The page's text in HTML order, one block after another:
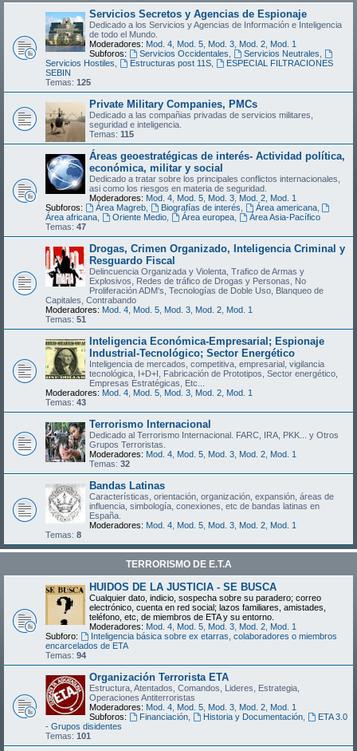
Servicios Secretos y Agencias de Espionaje
Dedicado a los Servicios y Agencias de Información e Inteligencia
de todo el Mundo.
Moderadores: Mod. 4 Mod. 5 Mod. 3 Mod. 2 Mod. 1
Subforos:
Servicios Occidentales Servicios Neutrales
Servicios Hostiles
Estructuras post 11S,
ESPECIAL FILTRACIONES
SEBIN
Temas: 125
Private Military Companies, PMCs
Dedicado a las compañias privadas de servicios militares,
seguridad e inteligencia.
Temas: 115
Áreas geoestratégicas de interés- Actividad política,
económica, militar y social
Dedicado a tratar sobre los principales conflictos internacionales,
asi como los riesgos en materia de seguridad.
Moderadores: Mod. 4 Mod. 5 Mod. 3 Mod. 2 Mod. 1
Subforos:
Área Magreb, Biografías de interés Área americana,
Área africana
Oriente Medio, Área europea,
Área Asia-Pacífico
Temas: 47
Drogas, Crimen Organizado, Inteligencia Criminal y
Resguardo Fiscal
Delincuencia Organizada y Violenta, Trafico de Armas y
Explosivos, Redes de tráfico de Drogas y Personas, No
Proliferación ADM's, Tecnologías de Doble Uso, Blanqueo de
Capitales, Contrabando
Moderadores: Mod. 4 Mod. 5 Mod. 3 Mod. 2 Mod. 1
Temas: 51
Inteligencia Económica-Empresarial; Espionaje
Industrial-Tecnológico; Sector Energético
Inteligencia de mercados, competitiva, empresarial, vigilancia
tecnológica, I+D+I, Fabricación de Prototipos, Sector energético,
Empresas Estratégicas, Etc...
Moderadores: Mod. 4 Mod. 5 Mod. 3 Mod. 2 Mod. 1
Temas: 43
Terrorismo Internacional
Dedicado al Terrorismo Internacional. FARC, IRA, PKK... y Otros
Grupos Terroristas.
Moderadores: Mod. 4 Mod. 5 Mod. 3 Mod. 2 Mod. 1
Temas: 32
Bandas Latinas
Características, orientación, organización, expansión, áreas de
influencia, simbología, conexiones, etc de bandas latinas en
España.
Moderadores: Mod. 4 Mod. 5 Mod. 3 Mod. 2 Mod. 1
Temas: 8
TERRORISMO DE E.T.A
HUIDOS DE LA JUSTICIA - SE BUSCA
Cualquier dato, indicio, sospecha sobre su paradero; correo
electrónico, cuenta en red social; lazos familiares, amistades,
teléfono, etc, de miembros de ETA y su entorno.
Moderadores: Mod. 4 Mod. 5 Mod. 3 Mod. 2 Mod. 1
Subforo:
Inteligencia básica sobre ex etarras, colaboradores o miembros
encarcelados de ETA
Temas: 94
Organización Terrorista ETA
Estructura, Atentados, Comandos, Lideres, Estrategia,
Operaciones Antiterroristas
Moderadores: Mod. 4 Mod. 5 Mod. 3 Mod. 2 Mod. 1
Subforos:
Financiación, Historia y Documentación,
ETA 3.0
- Grupos disidentes
Temas: 101